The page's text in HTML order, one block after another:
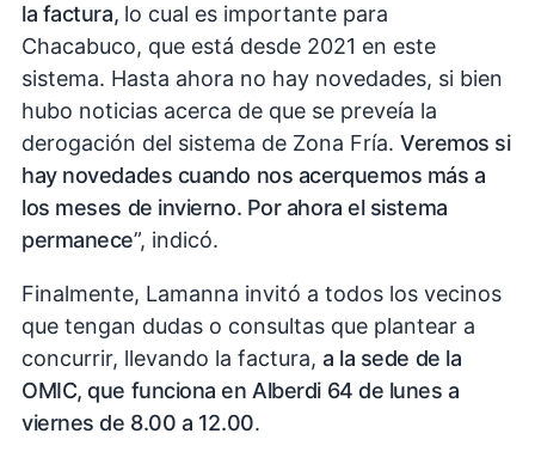
la factura, lo cual es importante para
Chacabuco, que está desde 2021 en este
sistema. Hasta ahora no hay novedades, si bien
hubo noticias acerca de que se preveía la
derogación del sistema de Zona Fría. Veremos si
hay novedades cuando nos acerquemos más a
los meses de invierno. Por ahora el sistema
permanece”, indicó.
Finalmente, Lamanna invitó a todos los vecinos
que tengan dudas o consultas que plantear a
concurrir, llevando la factura, a la sede de la
OMIC, que funciona en Alberdi 64 de lunes a
viernes de 8.00 a 12.00.